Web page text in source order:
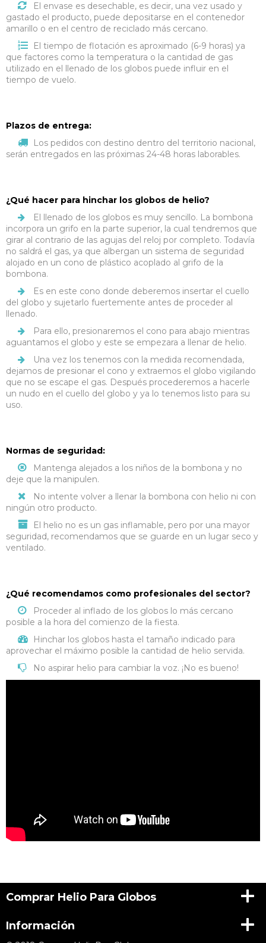
El envase es desechable, es decir, una vez usado y
gastado el producto, puede depositarse en el contenedor
amarillo o en el centro de reciclado más cercano.
El tiempo de flotación es aproximado (6-9 horas) ya
que factores como la temperatura o la cantidad de gas
utilizado en el llenado de los globos puede influir en el
tiempo de vuelo.
Plazos de entrega:
Los pedidos con destino dentro del territorio nacional,
serán entregados en las próximas 24-48 horas laborables.
¿Qué hacer para hinchar los globos de helio?
El llenado de los globos es muy sencillo. La bombona
incorpora un grifo en la parte superior, la cual tendremos que
girar al contrario de las agujas del reloj por completo. Todavía
no saldrá el gas, ya que albergan un sistema de seguridad
alojado en un cono de plástico acoplado al grifo de la
bombona.
Es en este cono donde deberemos insertar el cuello
del globo y sujetarlo fuertemente antes de proceder al
llenado.
Para ello, presionaremos el cono para abajo mientras
aguantamos el globo y este se empezara a llenar de helio.
Una vez los tenemos con la medida recomendada,
dejamos de presionar el cono y extraemos el globo vigilando
que no se escape el gas. Después procederemos a hacerle
un nudo en el cuello del globo y ya lo tenemos listo para su
uso.
Normas de seguridad:
Mantenga alejados a los niños de la bombona y no
deje que la manipulen.
No intente volver a llenar la bombona con helio ni con
ningún otro producto.
El helio no es un gas inflamable, pero por una mayor
seguridad, recomendamos que se guarde en un lugar seco y
ventilado.
¿Qué recomendamos como profesionales del sector?
Proceder al inflado de los globos lo más cercano
posible a la hora del comienzo de la fiesta.
Hinchar los globos hasta el tamaño indicado para
aprovechar el máximo posible la cantidad de helio servida.
No aspirar helio para cambiar la voz. ¡No es bueno!
Comprar Helio Para Globos
Información